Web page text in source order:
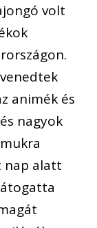
volt
animék és
nagyok
nap alatt